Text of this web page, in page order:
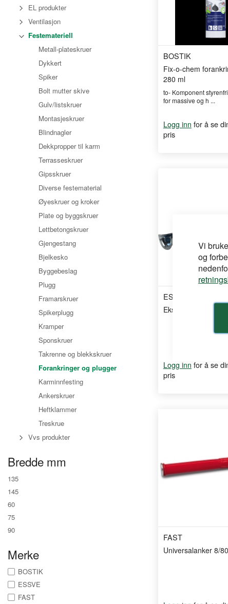
Vi
og
BOSTIK
Fix-o-chem
280 ml
to- Komponent
for massive og h ...
Logg inn for å se
pris
ESSVE
Ekspresspiker 8-
Logg inn for å se
pris
FAST
Universalanker 8/
EL produkter
Ventilasjon
Festemateriell
Metall-plateskruer
Dykkert
Spiker
Bolt mutter skive
Gulv/listskruer
Montasjeskruer
Blindnagler
Dekkpropper til karm
Terrasseskruer
Gipsskruer
Diverse festematerial
Øyeskruer og kroker
Plate og byggskruer
Lettbetongskruer
Gjengestang
Bjelkesko
Byggebeslag
Plugg
Framarskruer
Spikerplugg
Kramper
Sponskruer
Takrenne og blekkskruer
Forankringer og plugger
Karminnfesting
Ankerskruer
Heftklammer
Treskrue
Vvs produkter
Bredde mm
135
145
60
75
90
Merke
BOSTIK
ESSVE
FAST